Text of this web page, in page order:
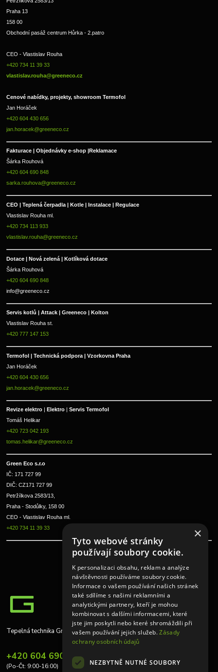
Praha 13
158 00
Obchodní pasáž centrum Hůrka - 2.patro
CEO - Vlastislav Rouha
+420 734 11 39 33
vlastislav.rouha@greeneco.cz
Cenové nabídky, projekty, showroom Termofol
Jan Horáček
+420 604 430 656
jan.horacek@greeneco.cz
Fakturace | Objednávky e-shop |
Reklamace
Šárka Rouhová
+420 604 690 848
sarka.rouhova@greeneco.cz
CEO | Teplená čerpadla | Kotle | Instalace | Regulace
Vlastislav Rouha ml.
+420 734 113 933
vlastislav.rouha@greeneco.cz
Dotace | Nová zelená | Kotlíková dotace
Šárka Rouhová
+420 604 690 848
info@greeneco.cz
Servis kotlů | Attack | Greeneco | Kolton
Vlastislav Rouha st.
+420 777 147 153
Termofol | Technická podpora | Vzorkovna Praha
Jan Horáček
+420 604 430 656
jan.horacek@greeneco.cz
Revize elektro Elektro
Servis Termofol
Tomáš Helikar
+420 723 042 193
tomas.helikar@greeneco.cz
Green Eco s.r.o
IČ: 171 727 99
DIČ: CZ171 727 99
Petržílkova 2583/13,
Praha - Stodůlky, 158 00
CEO - Vlastislav Rouha ml.
+420 734 11 39 33
Tepelná technika Greeneco
+420 604 690 848
(Po-Čt: 9:00-16:00)
×
Tyto webové stránky
používají soubory cookie.
K personalizaci obsahu, reklam a analýze
návštěvnosti používáme soubory cookie.
Informace o vašem používání našich stránek
také sdílíme s našimi reklamními a
analytickými partnery, kteří je mohou
kombinovat s dalšími informacemi, které
jste jim poskytli nebo které shromáždili při
vašem používání jejich služeb.Zásady
ochrany osobních údajů
NEZBYTNĚ NUTNÉ SOUBORY